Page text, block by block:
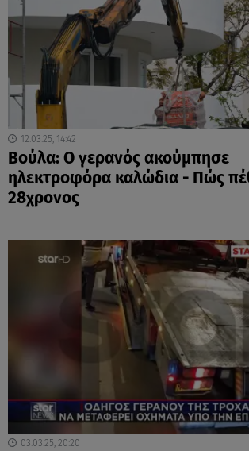
12.03.25, 14:42
Βούλα: Ο γερανός ακούμπησε
ηλεκτροφόρα καλώδια - Πώς
28χρονος
03.03.25, 20:20